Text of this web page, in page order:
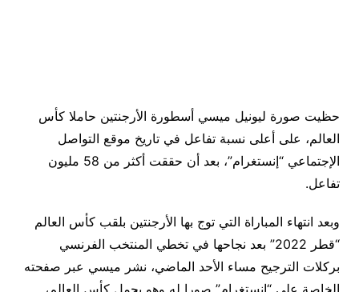
حظيت صورة ليونيل ميسي أسطورة الأرجنتين حاملا كأس
العالم، على أعلى نسبة تفاعل في تاريخ موقع التواصل
الإجتماعي “إنستغرام”، بعد أن حققت أكثر من 58 مليون
تفاعل.
وبعد انتهاء المباراة التي توج بها الأرجنتين بلقب كأس العالم
“قطر 2022” بعد نجاحها في تخطي المنتخب الفرنسي
بركلات الترجيح مساء الأحد الماضي، نشر ميسي عبر صفحته